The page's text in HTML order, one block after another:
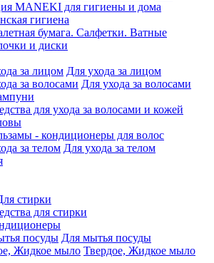
MANEKI для гигиены и дома
гигиена
бумага. Салфетки. Ватные
и диски
Для ухода за лицом
Для ухода за волосами
для ухода за волосами и кожей
- кондиционеры для волос
Для ухода за телом
стирки
для стирки
Для мытья посуды
Твердое, Жидкое мыло